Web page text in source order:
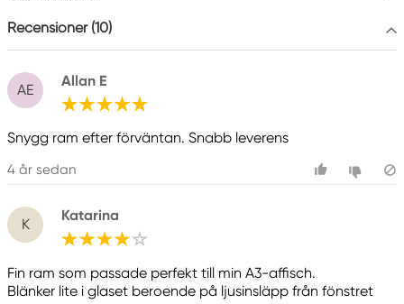
Recensioner (10)
AE
Allan E
Snygg ram efter förväntan. Snabb leverens
4 år sedan
K
Katarina
Fin ram som passade perfekt till min A3-affisch.
Blänker lite i glaset beroende på ljusinsläpp från fönstret